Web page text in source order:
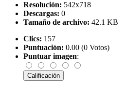
Resolución: 542x718
Descargas: 0
Tamaño de archivo: 42.1 KB
Clics: 157
Puntuación: 0.00 (0 Votos)
Puntuar imagen: